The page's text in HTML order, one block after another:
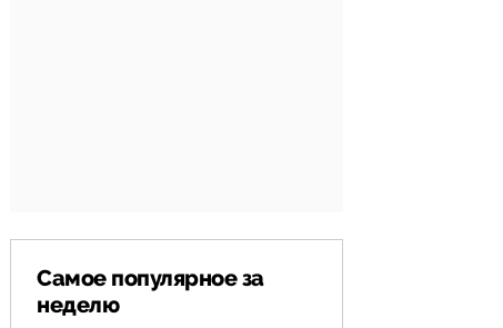
Самое популярное за
неделю